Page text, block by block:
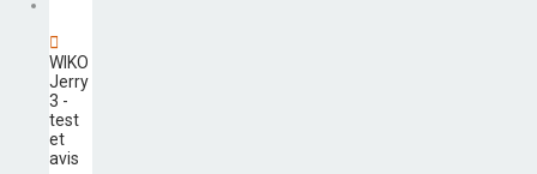
WIKO
Jerry
3 -
test
et
avis